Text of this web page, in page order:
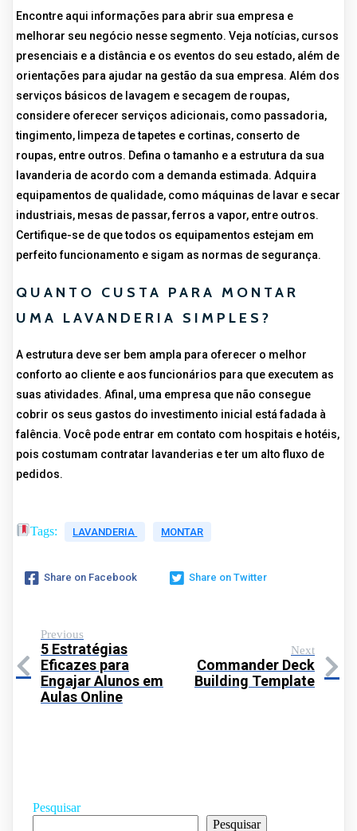
Encontre aqui informações para abrir sua empresa e
melhorar seu negócio nesse segmento. Veja notícias, cursos
presenciais e a distância e os eventos do seu estado, além de
orientações para ajudar na gestão da sua empresa. Além dos
serviços básicos de lavagem e secagem de roupas,
considere oferecer serviços adicionais, como passadoria,
tingimento, limpeza de tapetes e cortinas, conserto de
roupas, entre outros. Defina o tamanho e a estrutura da sua
lavanderia de acordo com a demanda estimada. Adquira
equipamentos de qualidade, como máquinas de lavar e secar
industriais, mesas de passar, ferros a vapor, entre outros.
Certifique-se de que todos os equipamentos estejam em
perfeito funcionamento e sigam as normas de segurança.
QUANTO CUSTA PARA MONTAR
UMA LAVANDERIA SIMPLES?
A estrutura deve ser bem ampla para oferecer o melhor
conforto ao cliente e aos funcionários para que executem as
suas atividades. Afinal, uma empresa que não consegue
cobrir os seus gastos do investimento inicial está fadada à
falência. Você pode entrar em contato com hospitais e hotéis,
pois costumam contratar lavanderias e ter um alto fluxo de
pedidos.
Tags: LAVANDERIA MONTAR
Share on Facebook Share on Twitter
Previous
5 Estratégias
Eficazes para
Engajar Alunos em
Aulas Online
Next
Commander Deck
Building Template
Pesquisar
Pesquisar